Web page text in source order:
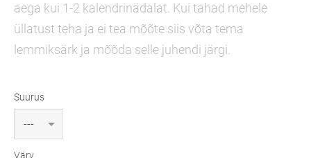
aega kui 1-2 kalendrinädalat. Kui tahad mehele
üllatust teha ja ei tea mõõte siis võta tema
lemmiksärk ja mõõda selle juhendi järgi.
Suurus
Värv